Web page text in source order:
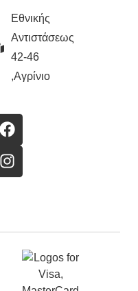
Εθνικής
Αντιστάσεως
42-46
,Αγρίνιο